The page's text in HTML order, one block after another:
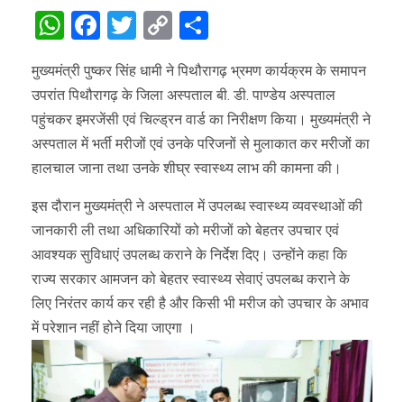
WhatsApp
Facebook
Twitter
Copy
मुख्यमंत्री पुष्कर सिंह धामी ने पिथौरागढ़ भ्रमण कार्यक्रम के समापन
उपरांत पिथौरागढ़ के जिला अस्पताल बी. डी. पाण्डेय अस्पताल
पहुंचकर इमरजेंसी एवं चिल्ड्रन वार्ड का निरीक्षण किया। मुख्यमंत्री ने
अस्पताल में भर्ती मरीजों एवं उनके परिजनों से मुलाकात कर मरीजों का
हालचाल जाना तथा उनके शीघ्र स्वास्थ्य लाभ की कामना की।
इस दौरान मुख्यमंत्री ने अस्पताल में उपलब्ध स्वास्थ्य व्यवस्थाओं की
जानकारी ली तथा अधिकारियों को मरीजों को बेहतर उपचार एवं
आवश्यक सुविधाएं उपलब्ध कराने के निर्देश दिए। उन्होंने कहा कि
राज्य सरकार आमजन को बेहतर स्वास्थ्य सेवाएं उपलब्ध कराने के
लिए निरंतर कार्य कर रही है और किसी भी मरीज को उपचार के अभाव
में परेशान नहीं होने दिया जाएगा ।